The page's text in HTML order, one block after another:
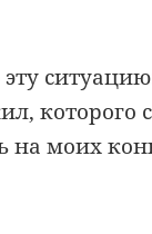
которого
на моих